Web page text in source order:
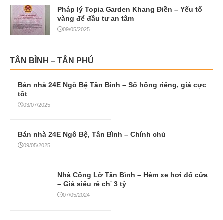
Pháp lý Topia Garden Khang Điền – Yếu tố
vàng để đầu tư an tâm
09/05/2025
TÂN BÌNH – TÂN PHÚ
Bán nhà 24E Ngô Bệ Tân Bình – Sổ hồng riêng, giá cực
tốt
03/07/2025
Bán nhà 24E Ngô Bệ, Tân Bình – Chính chủ
09/05/2025
Nhà Cống Lỡ Tân Bình – Hẻm xe hơi đổ cửa
– Giá siêu rẻ chỉ 3 tỷ
07/05/2024